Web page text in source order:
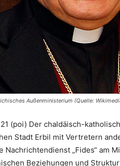
Außenministerium (Quelle:
(poi) Der chaldäisch-
Stadt Erbil mit Vertretern
Nachrichtendienst „Fides“ am
Beziehungen und